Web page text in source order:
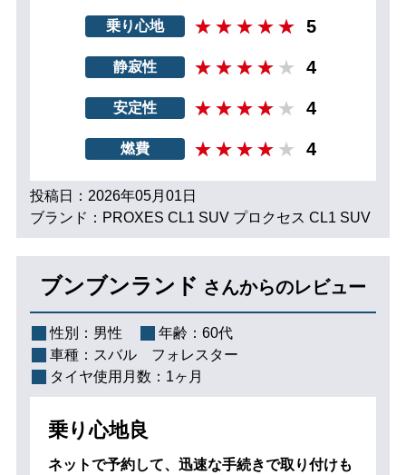
乗り心地 5
静寂性 4
安定性 4
燃費 4
投稿日：2026年05月01日
ブランド：PROXES CL1 SUV プロクセス CL1 SUV
ブンブンランド さんからのレビュー
性別： 男性 年齢： 60代
車種： スバル フォレスター
タイヤ使用月数： 1ヶ月
乗り心地良
ネットで予約して、迅速な手続きで取り付けも